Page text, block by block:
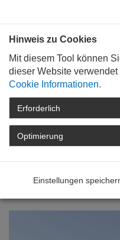
STARTSEITE
DETAIL
Mehr
Hinweis zu Cookies
Mit diesem Tool können
dieser Website
Cookie Informationen.
Erforderlich
Optimierung
Einstellungen